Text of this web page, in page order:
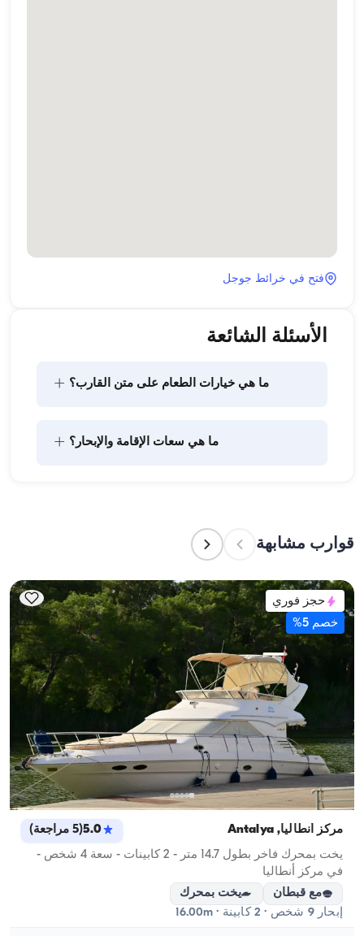
فتح في خرائط جوجل
الأسئلة الشائعة
ما هي خيارات الطعام على متن القارب؟ +
ما هي سعات الإقامة والإبحار؟ +
للإيجارات اليومية، فتنطبق سعة الإبحار.
قوارب مشابهة
حجز فوري
خصم 5%
مركز أنطاليا, Antalya 5.0
(
5 مراجعة)
يخت بمحرك فاخر بطول 14.7 متر - 2 كابينات - سعة 4 شخص -
في مركز أنطاليا
مع قبطان
يخت بمحرك
إبحار 9 شخص · 2 كابينة · 16.00m